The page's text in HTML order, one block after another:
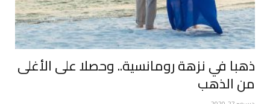
ذهبا في نزهة رومانسية.. وحصلا على الأغلى
من الذهب